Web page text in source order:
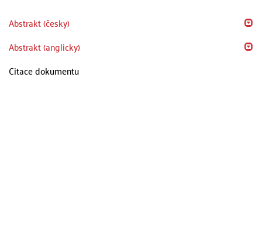
Abstrakt (česky)
Abstrakt (anglicky)
Citace dokumentu